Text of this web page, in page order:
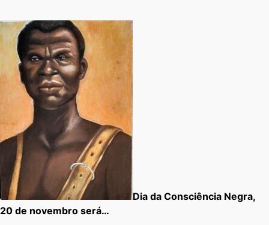
Dia da Consciência Negra,
20 de novembro será…